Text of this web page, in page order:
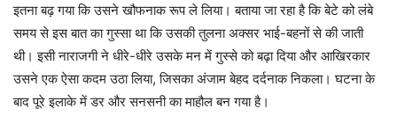
इतना बढ़ गया कि उसने खौफनाक रूप ले लिया। बताया जा रहा है कि बेटे को लंबे
समय से इस बात का गुस्सा था कि उसकी तुलना अक्सर भाई-बहनों से की जाती
थी। इसी नाराजगी ने धीरे-धीरे उसके मन में गुस्से को बढ़ा दिया और आखिरकार
उसने एक ऐसा कदम उठा लिया, जिसका अंजाम बेहद दर्दनाक निकला। घटना के
बाद पूरे इलाके में डर और सनसनी का माहौल बन गया है।